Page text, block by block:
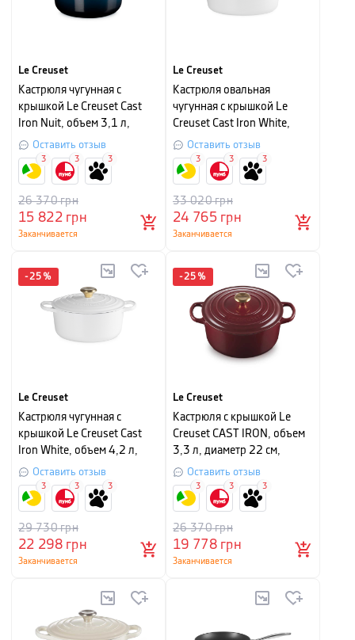
Le Creuset
Кастрюля чугунная с
крышкой Le Creuset Cast
Iron Nuit, объем 3,1 л,
диаметр 22 см
Оставить отзыв
15 822 грн
26 370грн
Заканчивается
3 3 3
Le Creuset
Кастрюля овальная
чугунная с крышкой Le
Creuset Cast Iron White,
объем 4,7 л, диаметр 29 см
Оставить отзыв
24 765грн
33 020грн
Заканчивается
3 3 3
-25 %
Le Creuset
Кастрюля чугунная с
крышкой Le Creuset Cast
Iron White, объем 4,2 л,
диаметр 24 см
Оставить отзыв
22 298грн
29 730грн
Заканчивается
3 3 3
-25 %
Le Creuset
Кастрюля с крышкой Le
Creuset CAST IRON, объем
3,3 л, диаметр 22 см,
гранат
Оставить отзыв
19 778грн
26 370грн
Заканчивается
3 3 3